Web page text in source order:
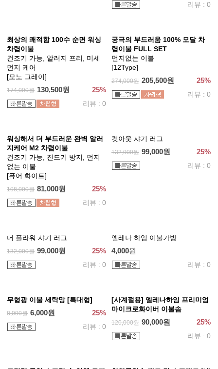
궁극의 부드러움 100% 모달 두
툼한 누빔패드 (뒷면 밴딩)
[3color]
102,000원 76,500원 25%
최상의 쾌적함 100수 순면 워싱
두툼한 누빔패드
건조기 가능, 알러지 프리, 미세
먼지 케어, 뒷면밴딩
위크엔드 100수 줄누빔 필로우
시트 [12컬러]
엘레나하임 마이크로화이버 경추
베개 솜
40,000원 30,000원 25%